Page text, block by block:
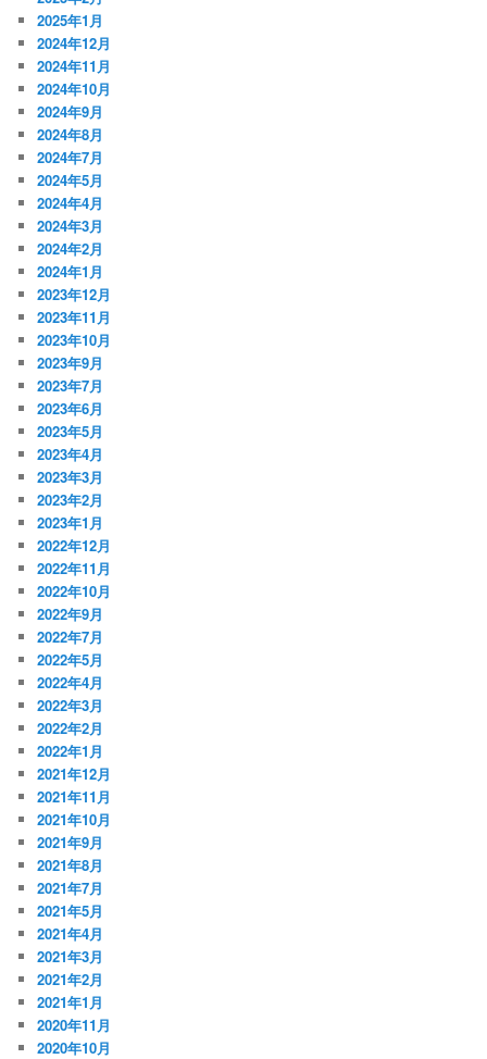
2025年1月
2024年12月
2024年11月
2024年10月
2024年9月
2024年8月
2024年7月
2024年5月
2024年4月
2024年3月
2024年2月
2024年1月
2023年12月
2023年11月
2023年10月
2023年9月
2023年7月
2023年6月
2023年5月
2023年4月
2023年3月
2023年2月
2023年1月
2022年12月
2022年11月
2022年10月
2022年9月
2022年7月
2022年5月
2022年4月
2022年3月
2022年2月
2022年1月
2021年12月
2021年11月
2021年10月
2021年9月
2021年8月
2021年7月
2021年5月
2021年4月
2021年3月
2021年2月
2021年1月
2020年11月
2020年10月